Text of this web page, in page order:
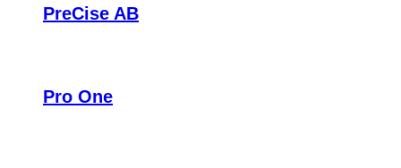
PreCise AB
Pro One